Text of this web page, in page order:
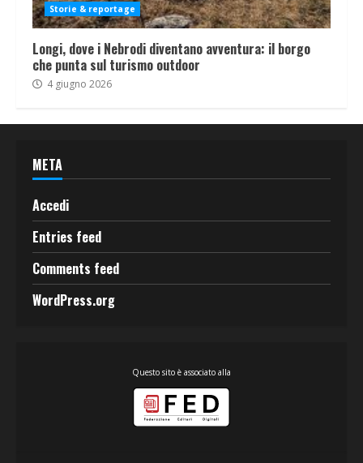
Storie & reportage
Longi, dove i Nebrodi diventano avventura: il borgo
che punta sul turismo outdoor
4 giugno 2026
META
Accedi
Entries feed
Comments feed
WordPress.org
Questo sito è associato alla